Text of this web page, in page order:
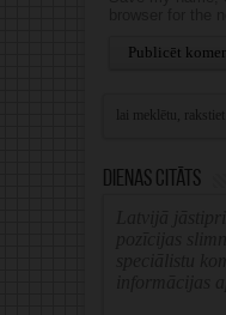
Dienas citāts